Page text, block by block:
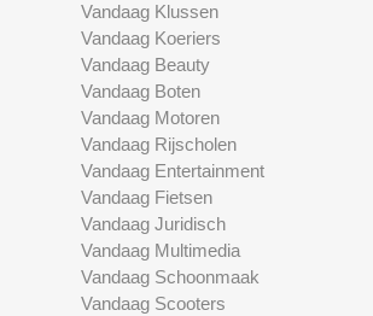
Vandaag Klussen
Vandaag Koeriers
Vandaag Beauty
Vandaag Boten
Vandaag Motoren
Vandaag Rijscholen
Vandaag Entertainment
Vandaag Fietsen
Vandaag Juridisch
Vandaag Multimedia
Vandaag Schoonmaak
Vandaag Scooters